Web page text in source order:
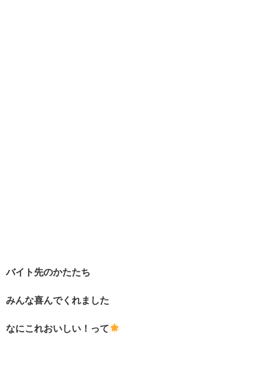
バイト先のかたたち
みんな喜んでくれました
なにこれおいしい！って